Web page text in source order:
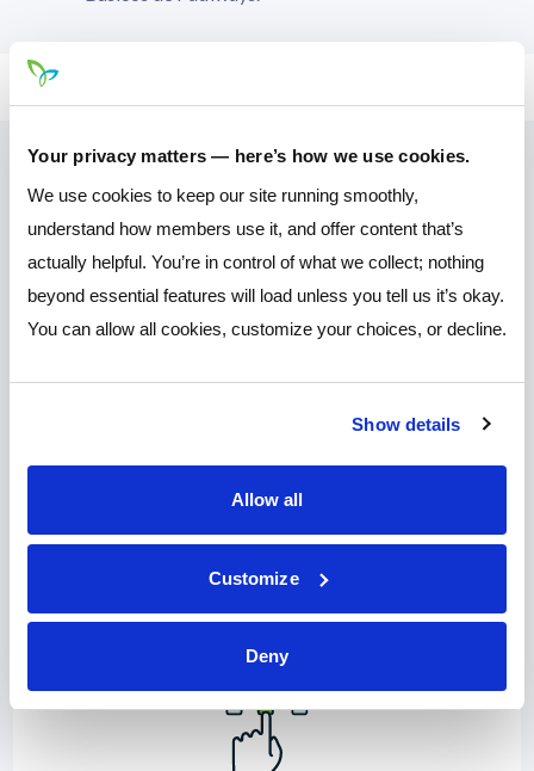
Your privacy matters — here’s how we use cookies.
We use cookies to keep our site running smoothly,
understand how members use it, and offer content that’s
actually helpful. You’re in control of what we collect; nothing
beyond essential features will load unless you tell us it’s okay.
You can allow all cookies, customize your choices, or decline.
Show details
Allow all
Customize
Deny
Why Join?
Mereces grandes tarifas, herramientas
convenientes en línea, y servicio al cliente que te
Productos y servicios que le ayudan a